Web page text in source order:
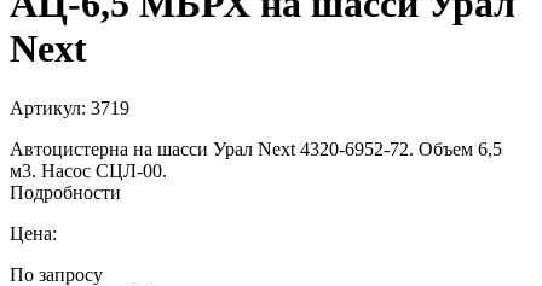
Next
Артикул: 3719
Автоцистерна на шасси Урал Next 4320-6952-72. Объем 6,5
м3. Насос СЦЛ-00.
Подробности
Цена:
По запросу